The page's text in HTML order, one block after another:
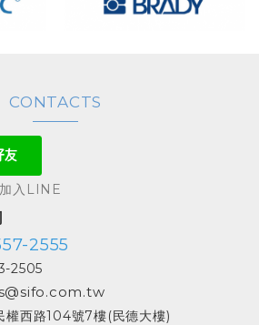
CONTACTS
入LINE
2555
2505
權西路104號7樓(民德大樓)